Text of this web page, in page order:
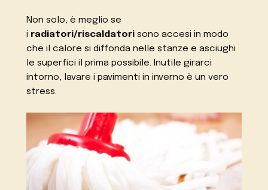
Non solo, è meglio se
i radiatori/riscaldatori sono accesi in modo
che il calore si diffonda nelle stanze e asciughi
le superfici il prima possibile. Inutile girarci
intorno, lavare i pavimenti in inverno è un vero
stress.